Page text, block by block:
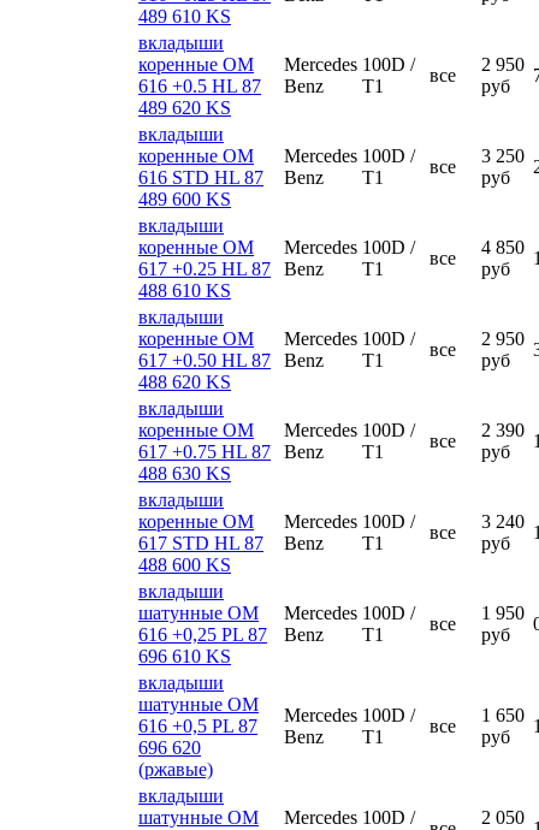
489 610 KS
вкладыши
коренные ОМ
616 +0.5 HL 87
489 620 KS
Mercedes
Benz
100D /
T1
все
2 950
руб
вкладыши
коренные ОМ
616 STD HL 87
489 600 KS
Mercedes
Benz
100D /
T1
все
3 250
руб
вкладыши
коренные ОМ
617 +0.25 HL 87
488 610 KS
Mercedes
Benz
100D /
T1
все
4 850
руб
вкладыши
коренные ОМ
617 +0.50 HL 87
488 620 KS
Mercedes
Benz
100D /
T1
все
2 950
руб
вкладыши
коренные ОМ
617 +0.75 HL 87
488 630 KS
Mercedes
Benz
100D /
T1
все
2 390
руб
вкладыши
коренные ОМ
617 STD HL 87
488 600 KS
Mercedes
Benz
100D /
T1
все
3 240
руб
вкладыши
шатунные ОМ
616 +0,25 РL 87
696 610 KS
Mercedes
Benz
100D /
T1
все
1 950
руб
вкладыши
шатунные ОМ
616 +0,5 РL 87
696 620
(ржавые)
Mercedes
Benz
100D /
T1
все
1 650
руб
вкладыши
шатунные ОМ
Mercedes 100D /
2 050